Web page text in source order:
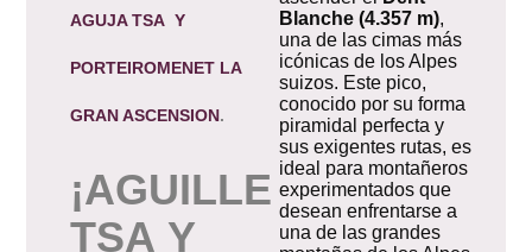
AGUJA TSA Y
PORTEIROMENET LA
GRAN ASCENSION.
¡AGUILLE
TSA Y
Blanche (4.357 m),
una de las cimas más
icónicas de los Alpes
suizos. Este pico,
conocido por su forma
piramidal perfecta y
sus exigentes rutas, es
ideal para montañeros
experimentados que
desean enfrentarse a
una de las grandes